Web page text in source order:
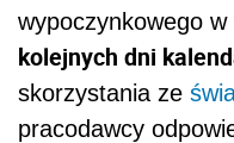
wypoczynkowego
kolejnych dni
skorzystania ze
pracodawcy